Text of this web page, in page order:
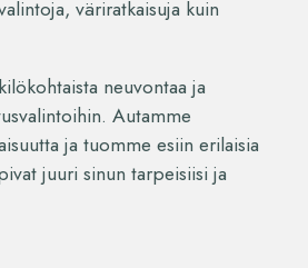
väriratkaisuja kuin
neuvontaa ja
Autamme
ja tuomme esiin erilaisia
juuri sinun tarpeisiisi ja